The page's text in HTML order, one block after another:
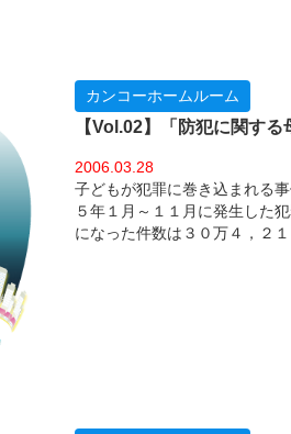
【Vol.02】「防犯に関する
2006.03.28
カンコーホームルーム
子どもが犯罪に巻き込まれる
５年１月～１１月に発生した
になった件数は３０万４，２